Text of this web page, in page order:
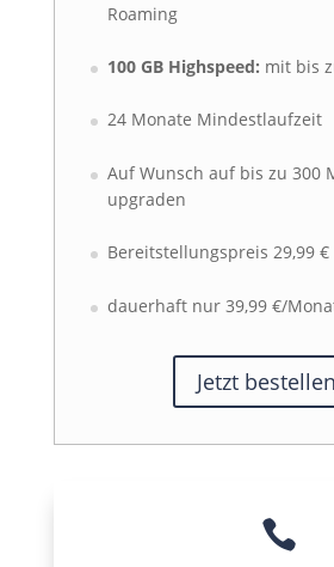
Roaming
100 GB Highspeed: mit bis
24 Monate Mindestlaufzeit
Auf Wunsch auf bis zu 300
upgraden
Bereitstellungspreis 29,99 €
dauerhaft nur 39,99 €/
Jetzt bestellen
